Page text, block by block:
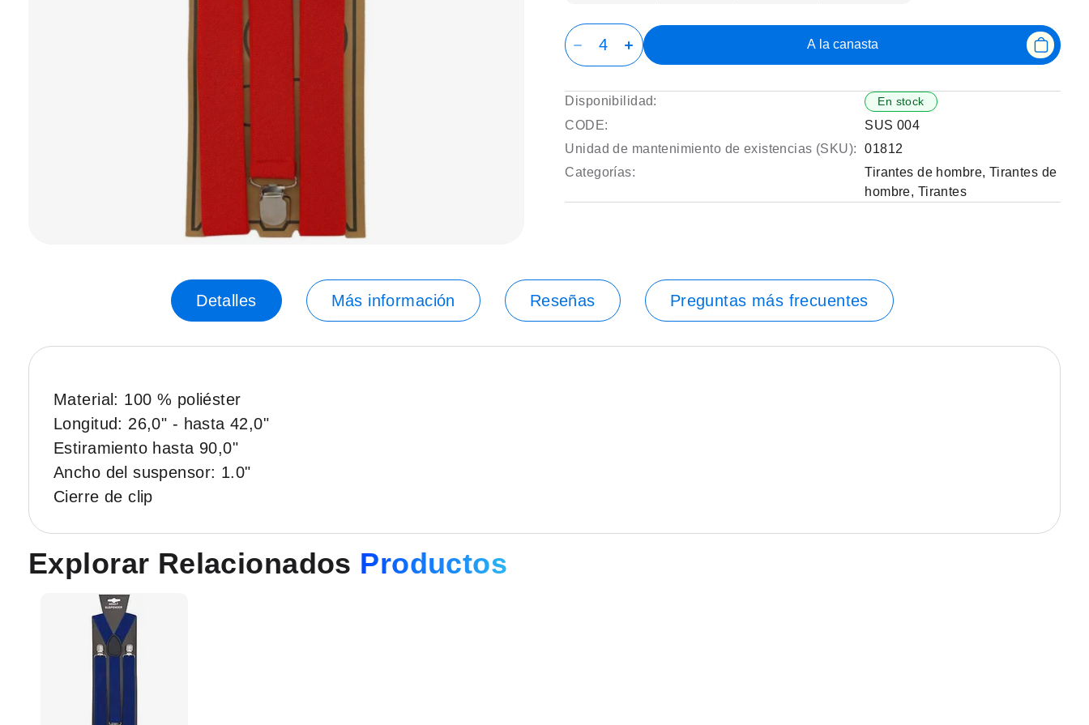
galería
de
A la canasta
Disponibilidad: En stock
CODE:
SUS 004
Unidad de mantenimiento de existencias (SKU):
01812
Categorías:
Tirantes de hombre, Tirantes de
hombre, Tirantes
Detalles Más información Reseñas Preguntas más frecuentes
Material: 100 % poliéster
Longitud: 26,0" - hasta 42,0"
Estiramiento hasta 90,0"
Ancho del suspensor: 1.0"
Cierre de clip
Explorar Relacionados Productos